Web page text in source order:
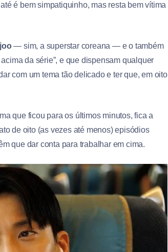
é bem simpatiquinho, mas resta bem vítima
— sim, a superstar coreana — e o também
da série”, e que dispensam qualquer
com um tema tão delicado e ter que, em oito
que ficou para os últimos minutos, fica a
de oito (as vezes até menos) episódios
que dar conta para trabalhar em cima.